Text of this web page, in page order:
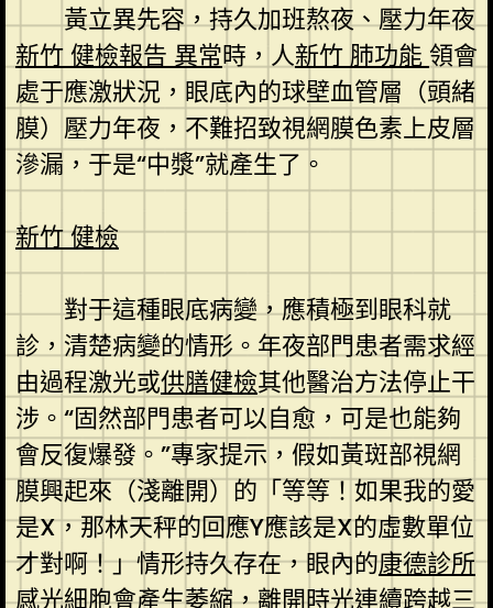
黃立異先容，持久加班熬夜、壓力年夜
新竹 健檢報告 異常時，人新竹 肺功能 領會
處于應激狀況，眼底內的球壁血管層（頭緒
膜）壓力年夜，不難招致視網膜色素上皮層
滲漏，于是“中漿”就產生了。
新竹 健檢
對于這種眼底病變，應積極到眼科就
診，清楚病變的情形。年夜部門患者需求經
由過程激光或供膳健檢其他醫治方法停止干
涉。“固然部門患者可以自愈，可是也能夠
會反復爆發。”專家提示，假如黃斑部視網
膜興起來（淺離開）的「等等！如果我的愛
是X，那林天秤的回應Y應該是X的虛數單位
才對啊！」情形持久存在，眼內的康德診所
感光細胞會產生萎縮，離開時光連續跨越三